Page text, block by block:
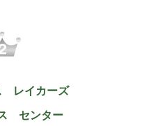
レイカーズ
センター